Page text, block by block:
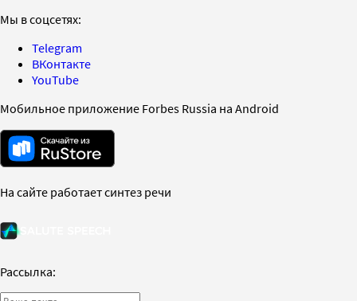
Мы в соцсетях:
Telegram
ВКонтакте
YouTube
Мобильное приложение Forbes Russia на Android
На сайте работает синтез речи
Рассылка: